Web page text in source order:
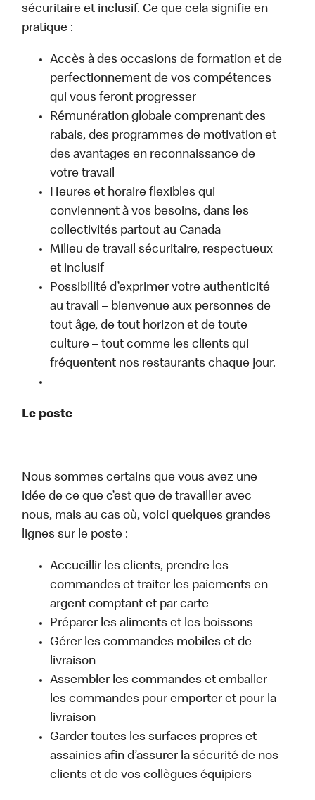
sécuritaire et inclusif. Ce que cela signifie en
pratique :
Accès à des occasions de formation et de
perfectionnement de vos compétences
qui vous feront progresser
Rémunération globale comprenant des
rabais, des programmes de motivation et
des avantages en reconnaissance de
votre travail
Heures et horaire flexibles qui
conviennent à vos besoins, dans les
collectivités partout au Canada
Milieu de travail sécuritaire, respectueux
et inclusif
Possibilité d’exprimer votre authenticité
au travail – bienvenue aux personnes de
tout âge, de tout horizon et de toute
culture – tout comme les clients qui
fréquentent nos restaurants chaque jour.
Le poste
Nous sommes certains que vous avez une
idée de ce que c’est que de travailler avec
nous, mais au cas où, voici quelques grandes
lignes sur le poste :
Accueillir les clients, prendre les
commandes et traiter les paiements en
argent comptant et par carte
Préparer les aliments et les boissons
Gérer les commandes mobiles et de
livraison
Assembler les commandes et emballer
les commandes pour emporter et pour la
livraison
Garder toutes les surfaces propres et
assainies afin d’assurer la sécurité de nos
clients et de vos collègues équipiers